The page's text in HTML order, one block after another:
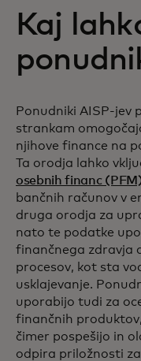
Kaj
Ponudniki AISP-jev
strankam
njihove finance na
Ta orodja lahko
osebnih financ
bančnih računov v
druga orodja za
nato te podatke
finančnega zdravja
procesov, kot sta
usklajevanje.
uporabijo tudi za
finančnih
čimer pospešijo in
odpira priložnosti